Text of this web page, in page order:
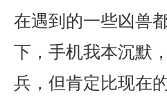
在遇到的一些凶兽
下，手机我本沉默
兵，但肯定比现在